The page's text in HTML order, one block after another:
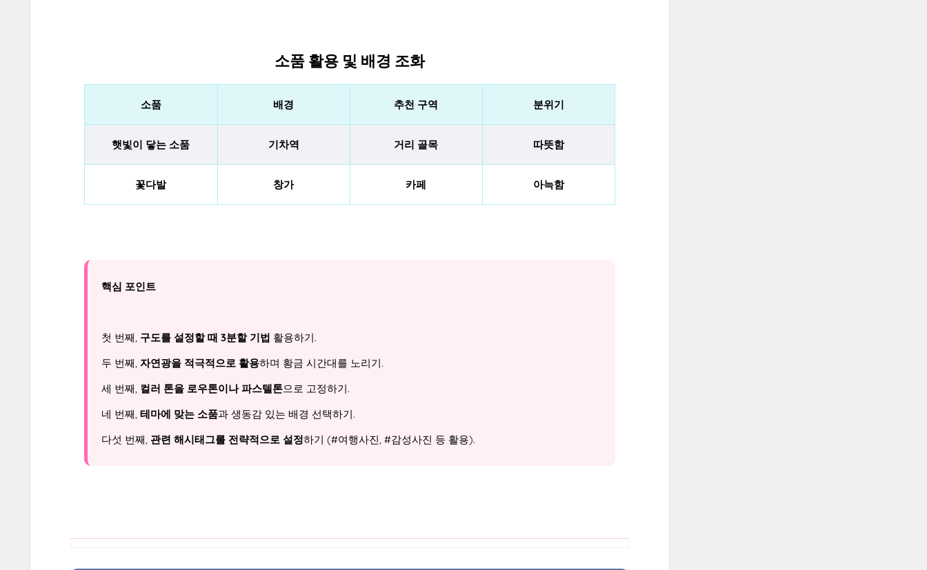
소품 활용 및 배경 조화
소품 배경 추천 구역 분위기
햇빛이 닿는 소품 기차역 거리 골목 따뜻함
꽃다발 창가 카페 아늑함
핵심 포인트
첫 번째, 구도를 설정할 때 3분할 기법 활용하기.
두 번째, 자연광을 적극적으로 활용하며 황금 시간대를 노리기.
세 번째, 컬러 톤을 로우톤이나 파스텔톤으로 고정하기.
네 번째, 테마에 맞는 소품과 생동감 있는 배경 선택하기.
다섯 번째, 관련 해시태그를 전략적으로 설정하기 (#여행사진, #감성사진 등 활용).